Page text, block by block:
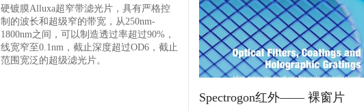
硬镀膜Alluxa超窄带滤光片，具有严格控
制的波长和超级窄的带宽，从250nm-
1800nm之间，可以制造透过率超过90%，
线宽窄至0.1nm，截止深度超过OD6，截止
范围宽泛的超级滤光片。
Spectrogon红外—— 裸窗片